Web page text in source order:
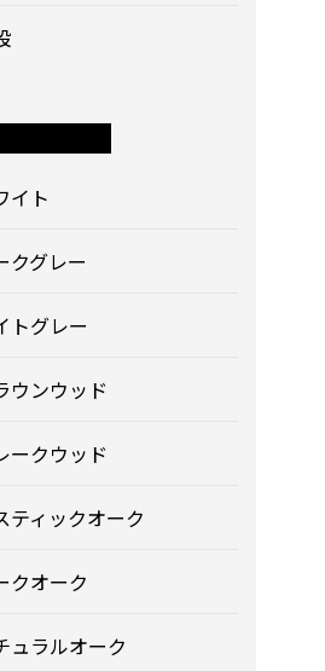
イト
クグレー
トグレー
ウンウッド
ークウッド
ティックオーク
クオーク
ュラルオーク